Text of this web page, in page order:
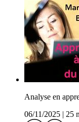
Analyse en
06/11/2025
25